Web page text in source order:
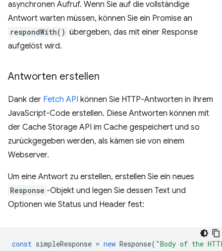
asynchronen Aufruf. Wenn Sie auf die vollständige
Antwort warten müssen, können Sie ein Promise an
respondWith() übergeben, das mit einer Response
aufgelöst wird.
Antworten erstellen
Dank der Fetch API können Sie HTTP-Antworten in Ihrem
JavaScript-Code erstellen. Diese Antworten können mit
der Cache Storage API im Cache gespeichert und so
zurückgegeben werden, als kämen sie von einem
Webserver.
Um eine Antwort zu erstellen, erstellen Sie ein neues
Response -Objekt und legen Sie dessen Text und
Optionen wie Status und Header fest:
const simpleResponse = new Response( "Body of the